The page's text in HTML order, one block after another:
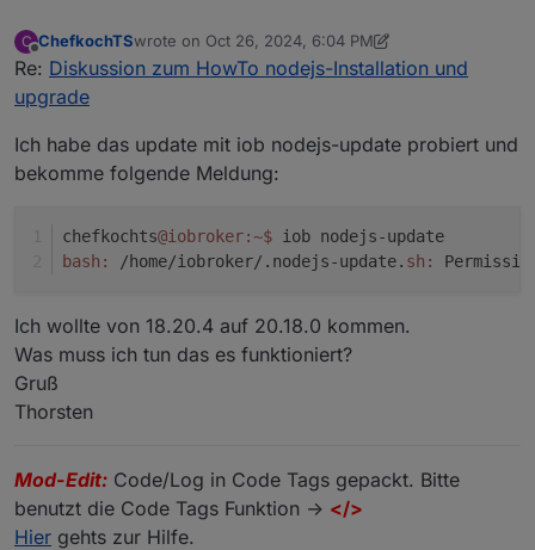
C
Offline
ChefkochTSwrote on Oct 26, 2024, 6:04 PM
last edited by Negalein Oct 26, 2024, 8:07 PM
Re: Diskussion zum HowTo nodejs-Installation und
upgrade
Ich habe das update mit iob nodejs-update probiert und
bekomme folgende Meldung:
chefkochts@iobroker:~$
iob nodejs-update
bash:
/home/iobroker/.nodejs-update. sh:
Ich wollte von 18.20.4 auf 20.18.0 kommen.
Was muss ich tun das es funktioniert?
Gruß
Thorsten
Mod-Edit: Code/Log in Code Tags gepackt. Bitte
benutzt die Code Tags Funktion -> </>
Hier gehts zur Hilfe.